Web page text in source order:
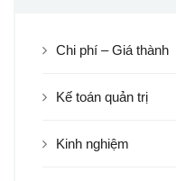
Chi phí – Giá thành
Kế toán quản trị
Kinh nghiệm